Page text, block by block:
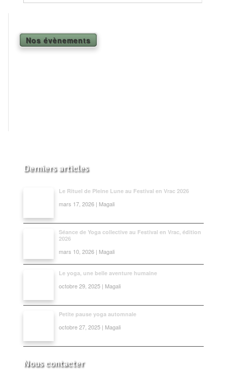
Yoga
L’état optimal
Nos évènements
Derniers articles
Le Rituel de Pleine Lune au Festival en Vrac 2026
mars 17, 2026 | Magali
Séance de Yoga collective au Festival en Vrac, édition
2026
mars 10, 2026 | Magali
Le yoga, une belle aventure humaine
octobre 29, 2025 | Magali
Petite pause yoga automnale
octobre 27, 2025 | Magali
Nous contacter